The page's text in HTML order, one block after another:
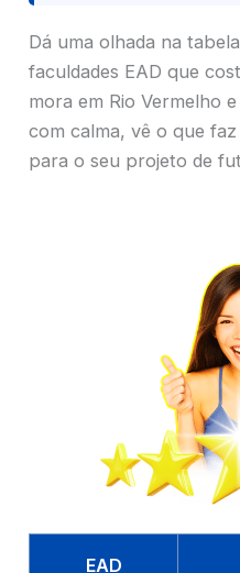
Dá uma olhada na
faculdades EAD que
mora em Rio Vermelho
com calma, vê o que
para o seu projeto de
EAD